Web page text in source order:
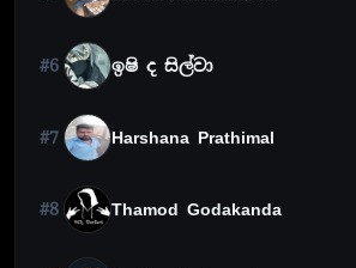
#6 ඉෂි ද සිල්වා
#7 Harshana Prathimal
#8 Thamod Godakanda